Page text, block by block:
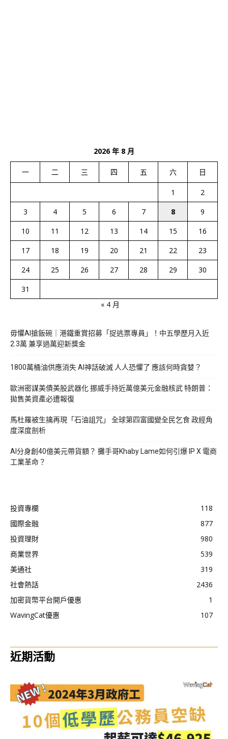
2026 年 8 月
一 二 三 四 五 六 日
1
2
3
4 5 6 7 8
9
10
11 12 13 14 15
16
17
18 19 20 21 22
23
24
25 26 27 28 29
30
31
« 4 月
毋懼AI搶飯碗｜港鐵重賞招募「捉逃票專員」！中五學歷月入近
2.3萬 兼享過萬迎新獎金
1800萬桶油供應消失 AI神話破滅 人人恐懼了 應該何時貪婪？
歐洲密謀美債美股武器化 挪威手持近萬億美元金融核武 特朗普：
拋售美資產必遭報復
馬杜羅被生擒再現「石油詛咒」 全球第四富國變全民乞食 政經角
度深度剖析
AI分身創40億美元帶貨額？ 攤手哥Khaby Lame如何引爆 IP X 電商
工業革命？
投資專欄
118
國際金融
877
投資理財
980
商業世界
539
美通社
319
社會熱話
2436
加密貨幣平台開戶優惠
1
WavingCat優惠
107
近期活動